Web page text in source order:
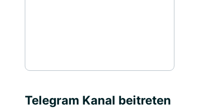
Telegram Kanal beitreten